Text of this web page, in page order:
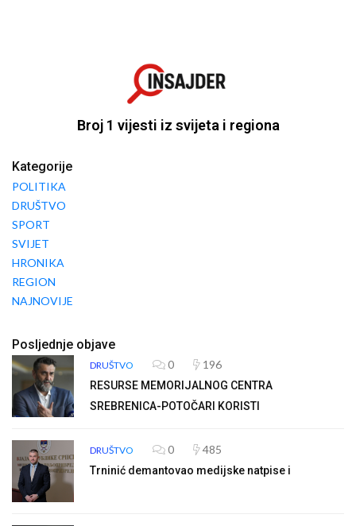
Broj 1 vijesti iz svijeta i regiona
Kategorije
POLITIKA
DRUŠTVO
SPORT
SVIJET
HRONIKA
REGION
NAJNOVIJE
Posljednje objave
DRUŠTVO 0 196
RESURSE MEMORIJALNOG CENTRA
SREBRENICA-POTOČARI KORISTI
DRUŠTVO 0 485
Trninić demantovao medijske natpise i